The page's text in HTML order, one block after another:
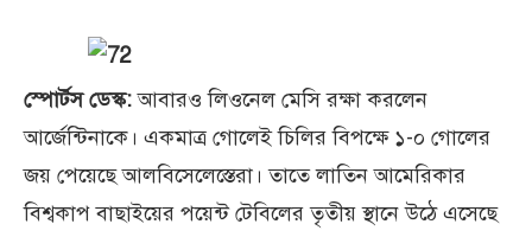
স্পোর্টস ডেস্ক:আবারও লিওনেল মেসি রক্ষা করলেন
আর্জেন্টিনাকে। একমাত্র গোলেই চিলির বিপক্ষে ১-০ গোলের
জয় পেয়েছে আলবিসেলেস্তেরা। তাতে লাতিন আমেরিকার
বিশ্বকাপ বাছাইয়ের পয়েন্ট টেবিলের তৃতীয় স্থানে উঠে এসেছে